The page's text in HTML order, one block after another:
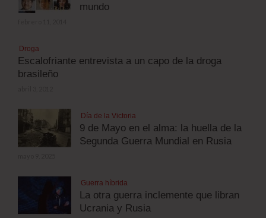
mundo
Droga
Escalofriante entrevista a un capo de la droga
brasileño
Día de la Victoria
9 de Mayo en el alma: la huella de la
Segunda Guerra Mundial en Rusia
Guerra híbrida
La otra guerra inclemente que libran
Ucrania y Rusia